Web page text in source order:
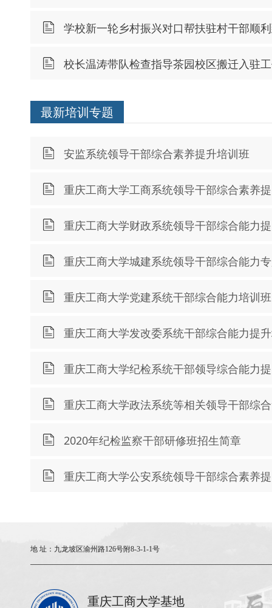
学校新一轮乡村振兴对口帮扶驻村干部顺
校长温涛带队检查指导茶园校区搬迁入驻
最新培训专题
安监系统领导干部综合素养提升培训班
重庆工商大学工商系统领导干部综合素养
重庆工商大学财政系统领导干部综合能力
重庆工商大学城建系统领导干部综合能力
重庆工商大学党建系统干部综合能力培训班
重庆工商大学发改委系统干部综合能力提
重庆工商大学纪检系统干部领导综合能力
重庆工商大学政法系统等相关领导干部综
2020年纪检监察干部研修班招生简章
重庆工商大学公安系统领导干部综合素养
地 址： 九龙坡区渝州路126号附8-3-1-1号
重庆工商大学基地